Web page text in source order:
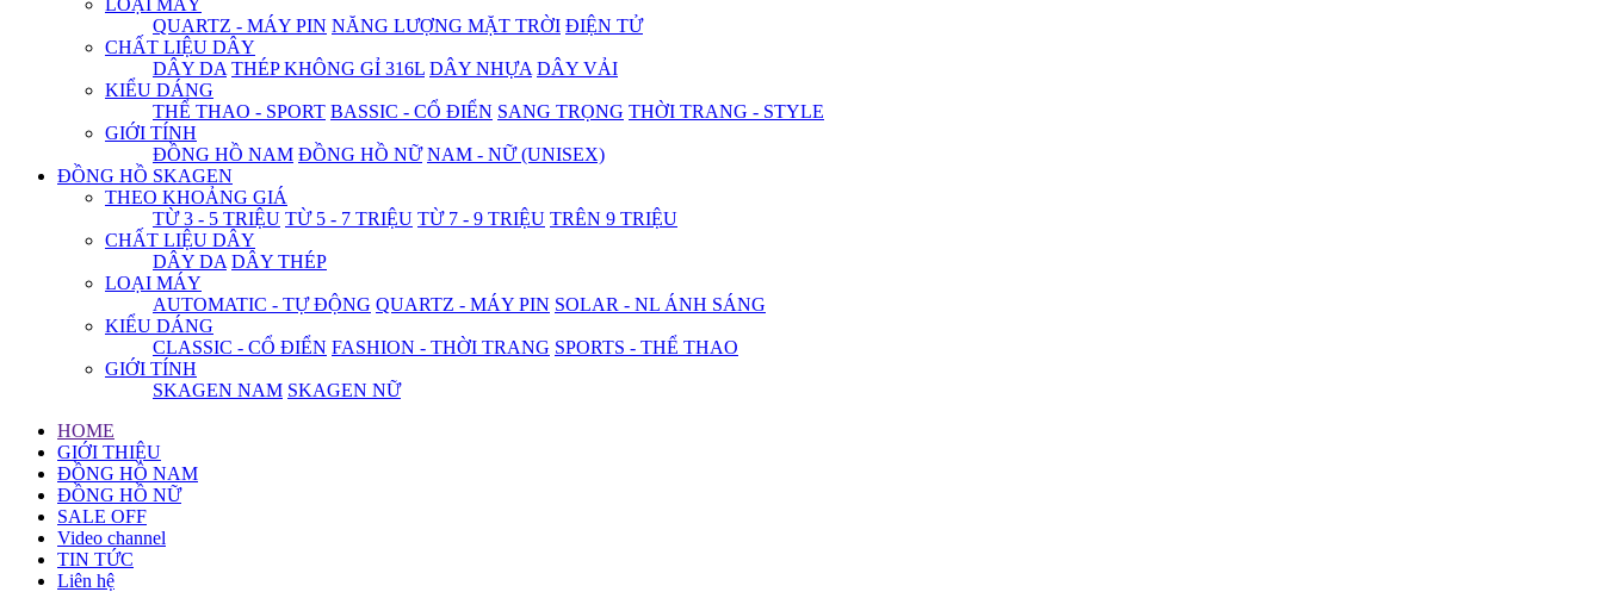
LOẠI MÁY
QUARTZ - MÁY PIN NĂNG LƯỢNG MẶT TRỜI ĐIỆN TỬ
CHẤT LIỆU DÂY
DÂY DA THÉP KHÔNG GỈ 316L DÂY NHỰA DÂY VẢI
KIỂU DÁNG
THỂ THAO - SPORT BASSIC - CỔ ĐIỂN SANG TRỌNG THỜI TRANG - STYLE
GIỚI TÍNH
ĐỒNG HỒ NAM ĐỒNG HỒ NỮ NAM - NỮ (UNISEX)
ĐỒNG HỒ SKAGEN
THEO KHOẢNG GIÁ
TỪ 3 - 5 TRIỆU TỪ 5 - 7 TRIỆU TỪ 7 - 9 TRIỆU TRÊN 9 TRIỆU
CHẤT LIỆU DÂY
DÂY DA DÂY THÉP
LOẠI MÁY
AUTOMATIC - TỰ ĐỘNG QUARTZ - MÁY PIN SOLAR - NL ÁNH SÁNG
KIỂU DÁNG
CLASSIC - CỔ ĐIỂN FASHION - THỜI TRANG SPORTS - THỂ THAO
GIỚI TÍNH
SKAGEN NAM SKAGEN NỮ
HOME
GIỚI THIỆU
ĐỒNG HỒ NAM
ĐỒNG HỒ NỮ
SALE OFF
Video channel
TIN TỨC
Liên hệ